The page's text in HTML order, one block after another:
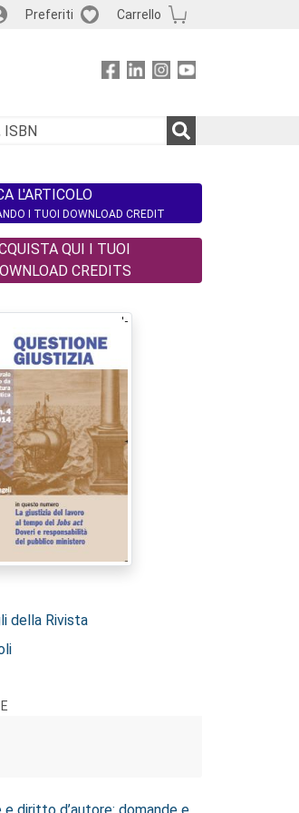
Preferiti Carrello
L'ARTICOLO
I TUOI DOWNLOAD CREDIT
QUI I TUOI
CREDITS
della Rivista